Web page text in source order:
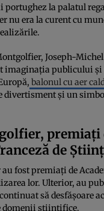
portughez la palatul
nu era la curent cu
Joseph-Michel
imaginația publicului și
balonul cu aer
divertisment și un
premiați
de
fost premiați de
lor. Ulterior, au
să desfășoare
domenii științifice.